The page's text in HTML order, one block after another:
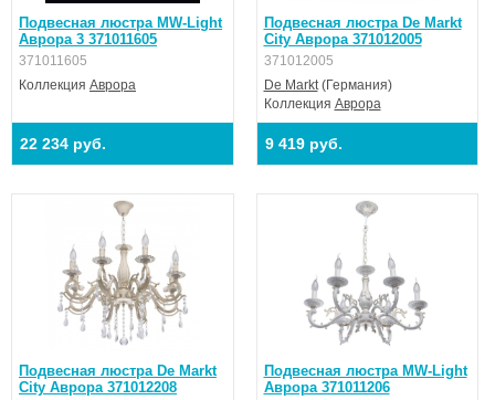
Подвесная люстра MW-Light
Аврора 3 371011605
371011605
Коллекция Аврора
22 234 руб.
Подвесная люстра De Markt
City Аврора 371012005
371012005
De Markt(Германия)
Коллекция Аврора
9 419 руб.
Подвесная люстра De Markt
City Аврора 371012208
Подвесная люстра MW-Light
Аврора 371011206